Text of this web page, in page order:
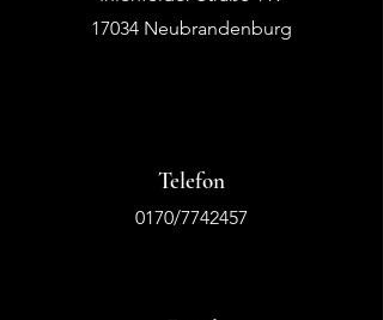
17034 Neubrandenburg
Telefon
0170/7742457